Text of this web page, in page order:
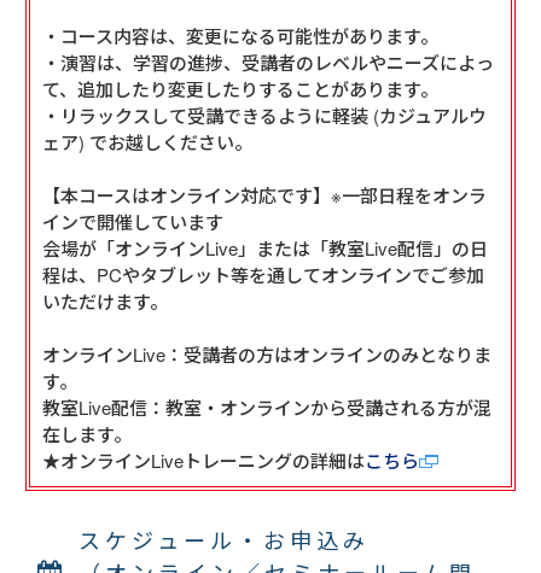
・コース内容は、変更になる可能性があります。
・演習は、学習の進捗、受講者のレベルやニーズによっ
て、追加したり変更したりすることがあります。
・リラックスして受講できるように軽装 (カジュアルウ
ェア) でお越しください。
【本コースはオンライン対応です】※一部日程をオンラ
インで開催しています
会場が「オンラインLive」または「教室Live配信」の日
程は、PCやタブレット等を通してオンラインでご参加
いただけます。
オンラインLive：受講者の方はオンラインのみとなりま
す。
教室Live配信：教室・オンラインから受講される方が混
在します。
★オンラインLiveトレーニングの詳細はこちら
スケジュール・お申込み